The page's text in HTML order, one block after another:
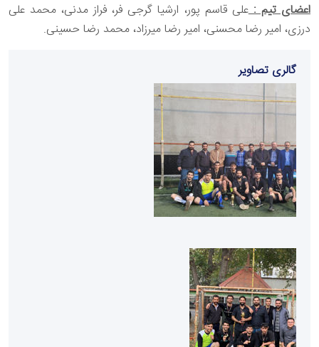
اعضای تیم :علی قاسم پور، ارشیا گرجی فر، فراز مدنی، محمد علی
درزی، امیر رضا محسنی، امیر رضا میرزاد، محمد رضا حسینی.
گالری تصاویر